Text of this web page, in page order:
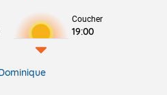
Coucher
19:00